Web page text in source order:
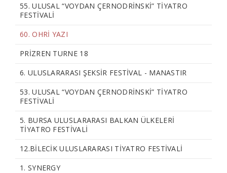
55. ULUSAL “VOYDAN ÇERNODRİNSKİ” TİYATRO
FESTİVALİ
60. OHRİ YAZI
PRİZREN TURNE 18
6. ULUSLARARASI ŞEKSİR FESTİVAL - MANASTIR
53. ULUSAL “VOYDAN ÇERNODRİNSKİ” TİYATRO
FESTİVALİ
5. BURSA ULUSLARARASI BALKAN ÜLKELERİ
TİYATRO FESTİVALİ
12.BILECIK ULUSLARARASI TIYATRO FESTIVALI
1. SYNERGY